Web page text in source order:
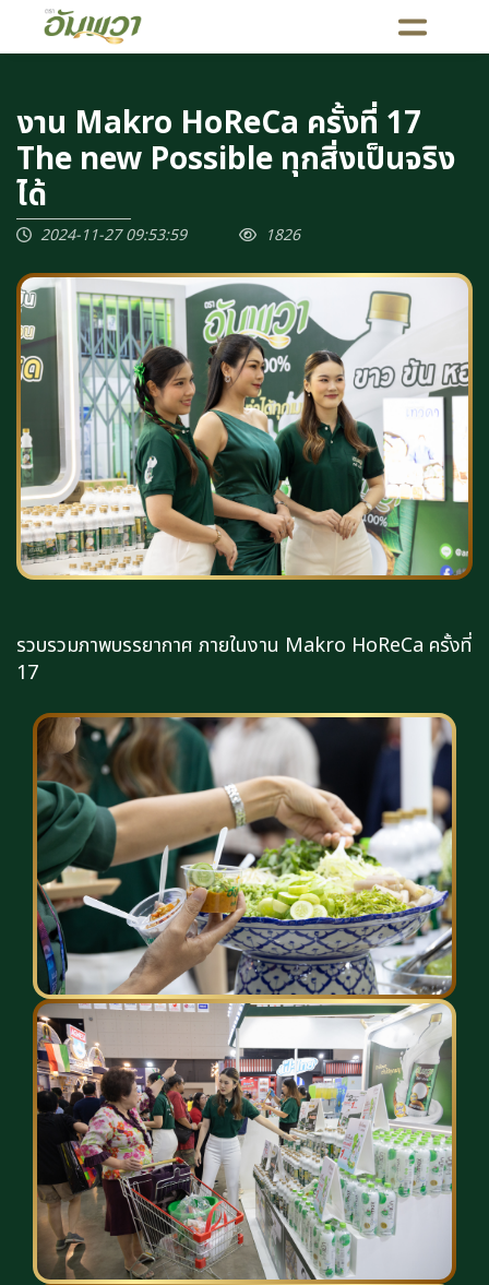
งาน Makro HoReCa ครั้งที่ 17
The new Possible ทุกสิ่งเป็นจริง
ได้
2024-11-27 09:53:59 1826
รวบรวมภาพบรรยากาศ ภายในงาน Makro HoReCa ครั้งที่
17